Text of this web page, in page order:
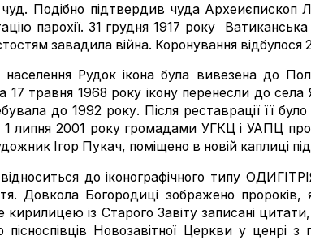
чуд. Подібно підтвердив чуда Археиєпископ
парохії. 31 грудня 1917 року
завадила війна. Коронування відбулося
населення Рудок ікона була вивезена до
17 травня 1968 року ікону перенесли до села
до 1992 року. Після реставрації її
липня 2001 року громадами УГКЦ і УАПЦ
Ігор Пукач, поміщено в новій каплиці
до іконографічного типу
Довкола Богородиці зображено
кирилицею із Старого Завіту записані
Новозавітної Церкви у ценрі